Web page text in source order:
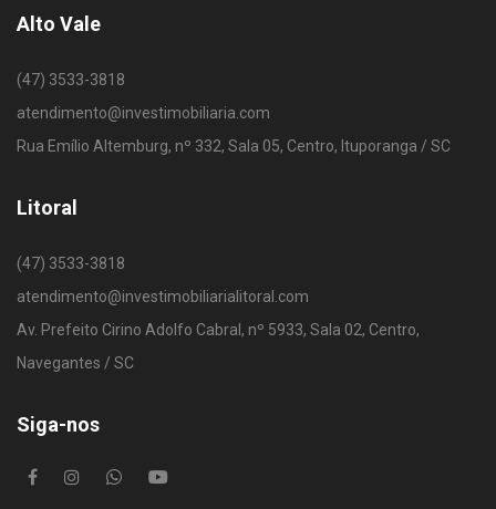
Alto Vale
(47) 3533-3818
atendimento@investimobiliaria.com
Rua Emílio Altemburg, nº 332, Sala 05, Centro, Ituporanga / SC
Litoral
(47) 3533-3818
atendimento@investimobiliarialitoral.com
Av. Prefeito Cirino Adolfo Cabral, nº 5933, Sala 02, Centro,
Navegantes / SC
Siga-nos